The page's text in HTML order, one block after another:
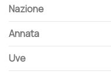
Nazione
Annata
Uve